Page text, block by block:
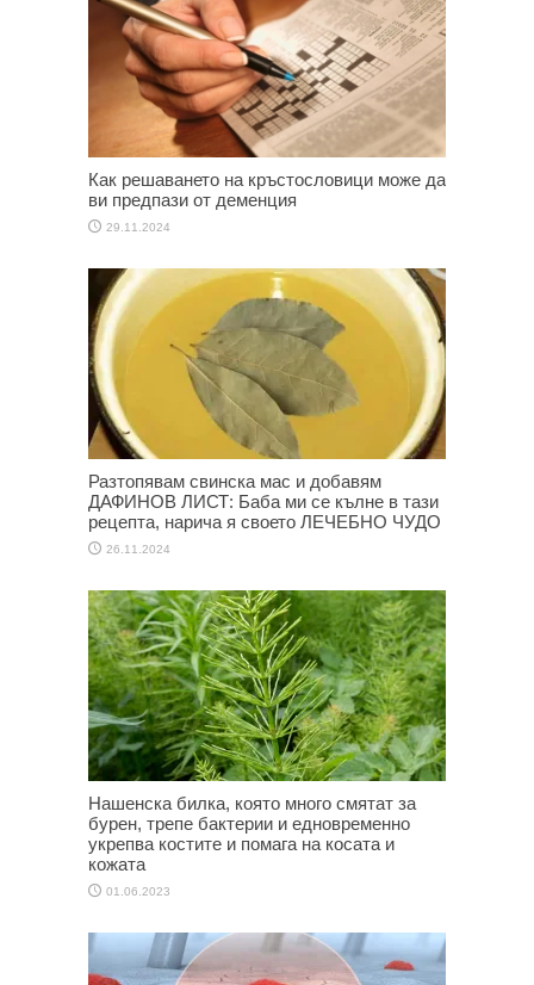
Как решаването на кръстословици може да
ви предпази от деменция
29.11.2024
Разтопявам свинска мас и добавям
ДАФИНОВ ЛИСТ: Баба ми се кълне в тази
рецепта, нарича я своето ЛЕЧЕБНО ЧУДО
26.11.2024
Нашенска билка, която много смятат за
бурен, трепе бактерии и едновременно
укрепва костите и помага на косата и
кожата
01.06.2023